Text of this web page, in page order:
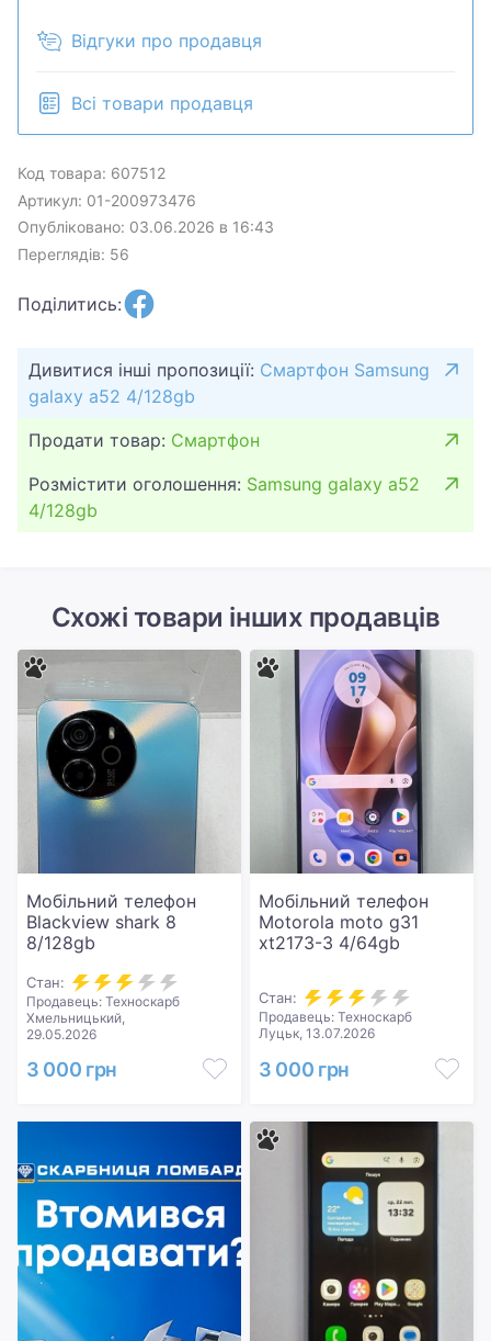
Відгуки про продавця
Всі товари продавця
Код товара: 607512
Артикул: 01-200973476
Опубліковано: 03.06.2026 в 16:43
Переглядів: 56
Поділитись:
Дивитися інші пропозиції: Смартфон Samsung
galaxy a52 4/128gb
Продати товар: Смартфон
Розмістити оголошення: Samsung galaxy a52
4/128gb
Схожі товари інших продавців
Мобільний телефон
Blackview shark 8
8/128gb
Стан:
Продавець: Техноскарб
Хмельницький,
29.05.2026
3 000 грн
Мобільний телефон
Motorola moto g31
xt2173-3 4/64gb
Стан:
Продавець: Техноскарб
Луцьк, 13.07.2026
3 000 грн